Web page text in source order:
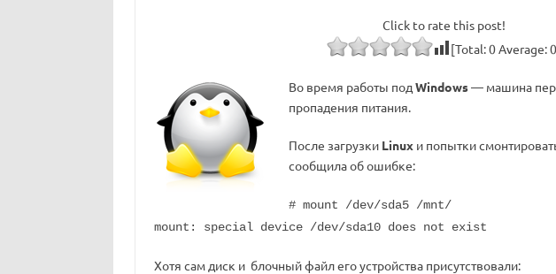
Click to rate this post!
[Total:0Average:
Во время работы подWindows— машина
пропадения питания.
После загрузки Linuxи попытки
сообщила об ошибке:
# mount /dev/sda5 /mnt/
mount: special device /dev/sda10 does not exist
Хотя сам диск и блочный файл его устройства присутствовали: